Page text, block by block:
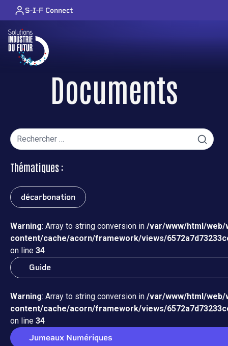
Skip to content
S-I-F Connect
Documents
Recherche
pour
Thématiques :
décarbonation
Warning: Array to string conversion in /var/www/html/web/
content/cache/acorn/framework/views/
on line 34
Guide
Warning: Array to string conversion in /var/www/html/web/
content/cache/acorn/framework/views/
on line 34
Jumeaux Numériques